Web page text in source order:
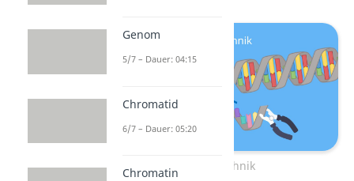
Gentechnik
Genom
5/7 – Dauer: 04:15
Chromatid
6/7 – Dauer: 05:20
Chromatin